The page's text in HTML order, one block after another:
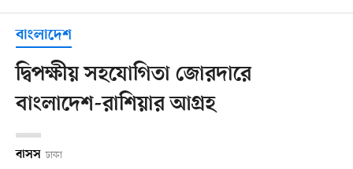
বাংলাদেশ
দ্বিপক্ষীয় সহযোগিতা জোরদারে
বাংলাদেশ-রাশিয়ার আগ্রহ
বাসস ঢাকা